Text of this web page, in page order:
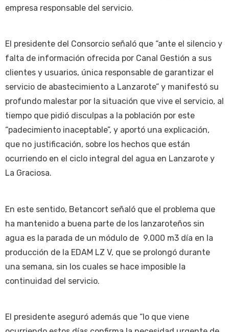
empresa responsable del servicio.
El presidente del Consorcio señaló que “ante el silencio y
falta de información ofrecida por Canal Gestión a sus
clientes y usuarios, única responsable de garantizar el
servicio de abastecimiento a Lanzarote” y manifestó su
profundo malestar por la situación que vive el servicio, al
tiempo que pidió disculpas a la población por este
“padecimiento inaceptable”, y aportó una explicación,
que no justificación, sobre los hechos que están
ocurriendo en el ciclo integral del agua en Lanzarote y
La Graciosa.
En este sentido, Betancort señaló que el problema que
ha mantenido a buena parte de los lanzaroteños sin
agua es la parada de un módulo de 9.000 m3 día en la
producción de la EDAM LZ V, que se prolongó durante
una semana, sin los cuales se hace imposible la
continuidad del servicio.
El presidente aseguró además que “lo que viene